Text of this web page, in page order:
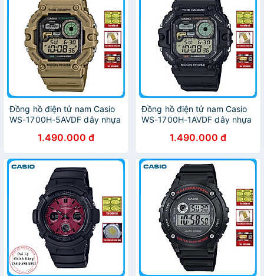
Đồng hồ điện tử nam Casio
WS-1700H-5AVDF dây nhựa
1.490.000 đ
Đồng hồ điện tử nam Casio
WS-1700H-1AVDF dây nhựa
1.490.000 đ